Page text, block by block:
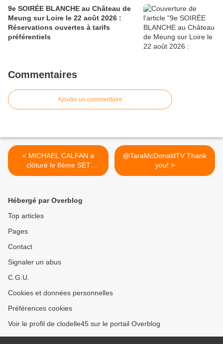
9e SOIRÉE BLANCHE au Château de
Meung sur Loire le 22 août 2026 :
Réservations ouvertes à tarifs
préférentiels
Commentaires
Ajouter un commentaire
< MICHAEL CALFAN a
clôturé le 8ème SET
ELECTRO offert par la ville
@TaraMcDonaldTV Thank
you! >
Hébergé par Overblog
Top articles
Pages
Contact
Signaler un abus
C.G.U.
Cookies et données personnelles
Préférences cookies
Voir le profil de clodelle45 sur le portail Overblog